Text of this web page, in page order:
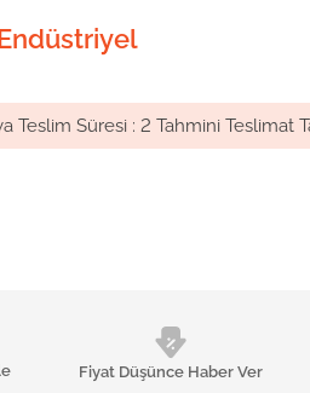
Teslim Süresi : 2 Tahmini Teslimat
Fiyat Düşünce Haber Ver